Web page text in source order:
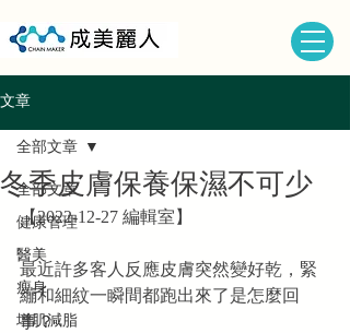
文章
全部文章
健康管理
醫美
瘦身
增肌減脂
全部文章
冬季皮膚保養保濕不可少
【2022-12-27 編輯室】
最近許多客人反應皮膚突然變好乾，緊
繃和細紋一瞬間都跑出來了是怎麼回
事？